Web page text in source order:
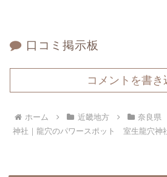
口コミ掲示板
コメントを書き
ホーム 近畿地方 奈良県
神社｜龍穴のパワースポット 室生龍穴神